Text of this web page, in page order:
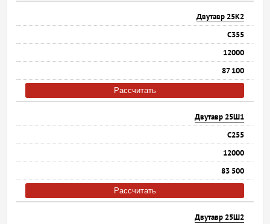
Двутавр 25К2
С355
12000
87 100
Рассчитать
Двутавр 25Ш1
С255
12000
83 500
Рассчитать
Двутавр 25Ш2